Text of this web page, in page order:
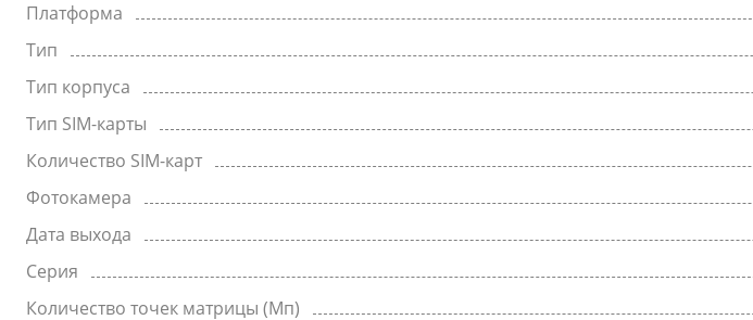
Платформа
Тип
Тип корпуса
Тип SIM-карты
Количество SIM-карт
Фотокамера
Дата выхода
Серия
Количество точек матрицы (Мп)